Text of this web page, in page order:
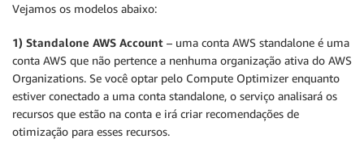
Vejamos os modelos abaixo:
1) Standalone AWS Account – uma conta AWS standalone é uma
conta AWS que não pertence a nenhuma organização ativa do AWS
Organizations. Se você optar pelo Compute Optimizer enquanto
estiver conectado a uma conta standalone, o serviço analisará os
recursos que estão na conta e irá criar recomendações de
otimização para esses recursos.